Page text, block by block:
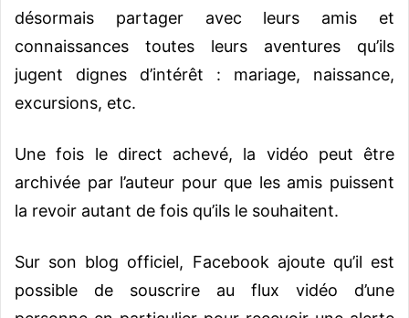
désormais partager avec leurs amis et
connaissances toutes leurs aventures qu’ils
jugent dignes d’intérêt : mariage, naissance,
excursions, etc.
Une fois le direct achevé, la vidéo peut être
archivée par l’auteur pour que les amis puissent
la revoir autant de fois qu’ils le souhaitent.
Sur son blog officiel, Facebook ajoute qu’il est
possible de souscrire au flux vidéo d’une